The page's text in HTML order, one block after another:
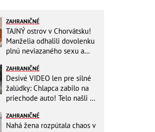
ZAHRANIČNÉ
TAJNÝ ostrov v Chorvátsku!
Manželia odhalili dovolenku
plnú neviazaného sexu a
ZAHRANIČNÉ
Desivé VIDEO len pre silné
žalúdky: Chlapca zabilo na
priechode auto! Telo našli o
ZAHRANIČNÉ
Nahá žena rozpútala chaos v